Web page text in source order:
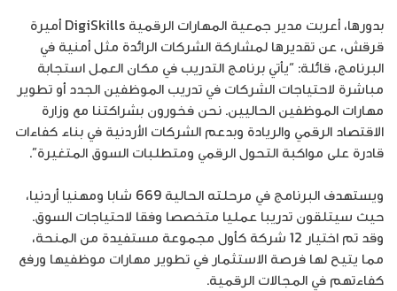
بدورها، أعربت مدير جمعية المهارات الرقمية DigiSkills أميرة
قرقش، عن تقديرها لمشاركة الشركات الرائدة مثل أمنية في
البرنامج، قائلة: “يأتي برنامج التدريب في مكان العمل استجابة
مباشرة لاحتياجات الشركات في تدريب الموظفين الجدد أو تطوير
مهارات الموظفين الحاليين. نحن فخورون بشراكتنا مع وزارة
الاقتصاد الرقمي والريادة وبدعم الشركات الأردنية في بناء كفاءات
قادرة على مواكبة التحول الرقمي ومتطلبات السوق المتغيرة”.
ويستهدف البرنامج في مرحلته الحالية 669 شابا ومهنيا أردنيا،
حيث سيتلقون تدريبا عمليا متخصصا وفقا لاحتياجات السوق.
وقد تم اختيار 12 شركة كأول مجموعة مستفيدة من المنحة،
مما يتيح لها فرصة الاستثمار في تطوير مهارات موظفيها ورفع
كفاءتهم في المجالات الرقمية.